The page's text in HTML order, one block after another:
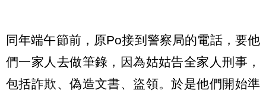
同年端午節前，原Po接到警察局的電話，要他
們一家人去做筆錄，因為姑姑告全家人刑事，
包括詐欺、偽造文書、盜領。於是他們開始準